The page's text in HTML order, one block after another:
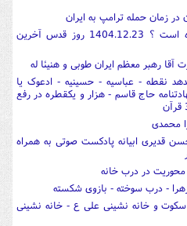
زمان حمله ترامپ به ایران
9. چرا ترامپ به ایران حمله کرده است ؟ 1404.12.23 روز قدس آخرین
رهبر معظم ایران طوبی و هنیئا له
نقطه - عباسیه - حسینیه - ادعوک یا
حاج قاسم - هزار و یکقطره در رفع
محمدی
قدیری ابیانه پادکست صوتی به همراه
در درب خانه
- درب سوخته - بازوی شکسته
و خانه نشینی علی ع - خانه نشینی